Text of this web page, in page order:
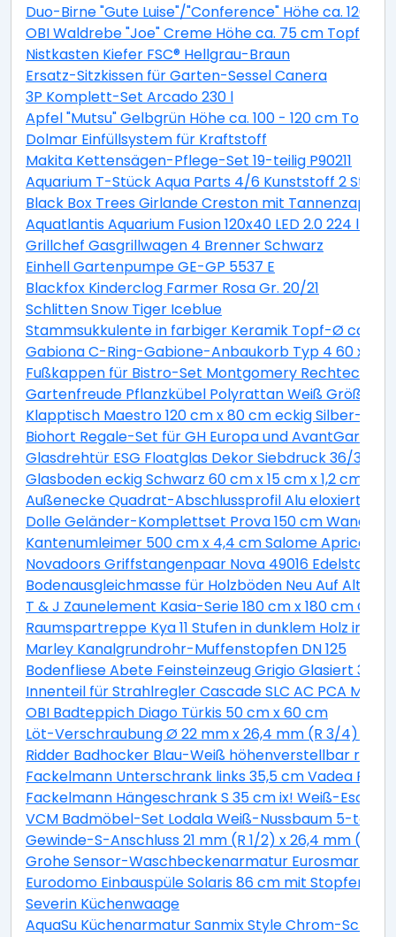
Duo-Birne "Gute Luise"/"Conference" Höhe ca. 120 -
OBI Waldrebe "Joe" Creme Höhe ca. 75 cm Topf ca.
Nistkasten Kiefer FSC® Hellgrau-Braun
Ersatz-Sitzkissen für Garten-Sessel Canera
3P Komplett-Set Arcado 230 l
Apfel "Mutsu" Gelbgrün Höhe ca. 100 - 120 cm Topf
Dolmar Einfüllsystem für Kraftstoff
Makita Kettensägen-Pflege-Set 19-teilig P90211
Aquarium T-Stück Aqua Parts 4/6 Kunststoff 2 Stück
Black Box Trees Girlande Creston mit
Aquatlantis Aquarium Fusion 120x40 LED 2.0 224 l
Grillchef Gasgrillwagen 4 Brenner Schwarz
Einhell Gartenpumpe GE-GP 5537 E
Blackfox Kinderclog Farmer Rosa Gr. 20/21
Schlitten Snow Tiger Iceblue
Stammsukkulente in farbiger Keramik Topf-Ø ca. 13
Gabiona C-Ring-Gabione-Anbaukorb Typ 4 60 x 100
Fußkappen für Bistro-Set Montgomery Rechteckig 2
Gartenfreude Pflanzkübel Polyrattan Weiß Größe XL
Klapptisch Maestro 120 cm x 80 cm eckig Silber-
Biohort Regale-Set für GH Europa und AvantGarde
Glasdrehtür ESG Floatglas Dekor Siebdruck 36/31 DIN
Glasboden eckig Schwarz 60 cm x 15 cm x 1,2 cm
Außenecke Quadrat-Abschlussprofil Alu eloxiert
Dolle Geländer-Komplettset Prova 150 cm
Kantenumleimer 500 cm x 4,4 cm Salome Apricot
Novadoors Griffstangenpaar Nova 49016
Bodenausgleichmasse für Holzböden Neu Auf Alt 20
T & J Zaunelement Kasia-Serie 180 cm x 180 cm
Raumspartreppe Kya 11 Stufen in dunklem Holz inkl.
Marley Kanalgrundrohr-Muffenstopfen DN 125
Bodenfliese Abete Feinsteinzeug Grigio Glasiert 30
Innenteil für Strahlregler Cascade SLC AC PCA M22
OBI Badteppich Diago Türkis 50 cm x 60 cm
Löt-Verschraubung Ø 22 mm x 26,4 mm (R 3/4)
Ridder Badhocker Blau-Weiß höhenverstellbar
Fackelmann Unterschrank links 35,5 cm Vadea
Fackelmann Hängeschrank S 35 cm ix! Weiß-Esche
VCM Badmöbel-Set Lodala Weiß-Nussbaum 5-teilig
Gewinde-S-Anschluss 21 mm (R 1/2) x 26,4 mm (R
Grohe Sensor-Waschbeckenarmatur Eurosmart CE
Eurodomo Einbauspüle Solaris 86 cm mit
Severin Küchenwaage
AquaSu Küchenarmatur Sanmix Style Chrom-